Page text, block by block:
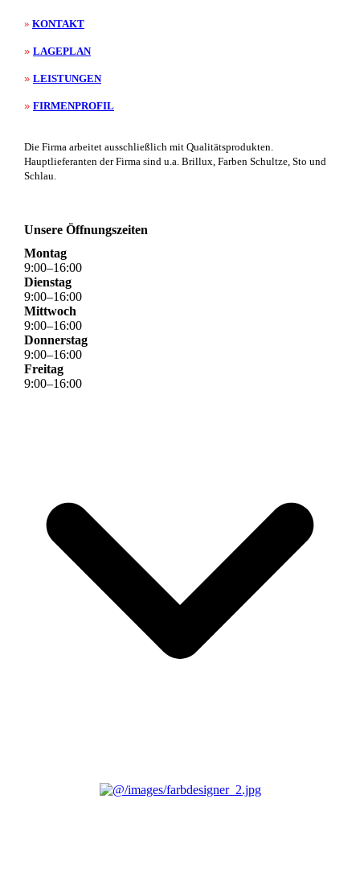
» KONTAKT
» LAGEPLAN
» LEISTUNGEN
» FIRMENPROFIL
Die Firma arbeitet ausschließlich mit Qualitätsprodukten.
Hauptlieferanten der Firma sind u.a. Brillux, Farben Schultze, Sto und
Schlau.
Unsere Öffnungszeiten
Montag
9:00–16:00
Dienstag
9:00–16:00
Mittwoch
9:00–16:00
Donnerstag
9:00–16:00
Freitag
9:00–16:00